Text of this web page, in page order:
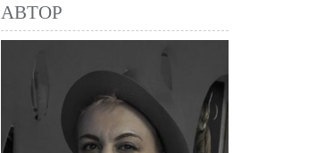
АВТОР